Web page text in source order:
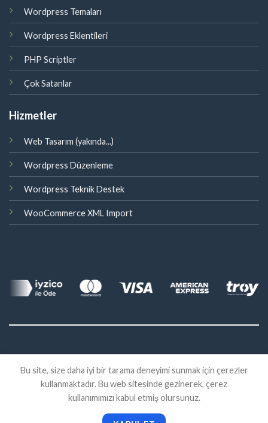
Wordpress Temaları
Wordpress Eklentileri
PHP Scriptler
Çok Satanlar
Hizmetler
Web Tasarım (yakında...)
Wordpress Düzenleme
Wordpress Teknik Destek
WooCommerce XML Import
©
2026 Eklenti Market
İADE SATIŞ SÖZLEŞMESI KVKK
Bu site, size daha iyi bir tarama deneyimi sunmak için çerezler
kullanmaktadır. Bu web sitesinde gezinerek, çerez
kullanımımızı kabul etmiş olursunuz.